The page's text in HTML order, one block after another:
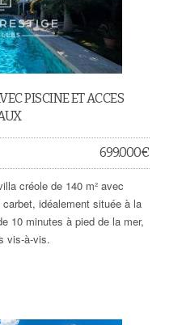
PISCINE ET ACCES
699.000€
créole de 140 m² avec
idéalement située à la
10 minutes à pied de la mer,
vis-à-vis.